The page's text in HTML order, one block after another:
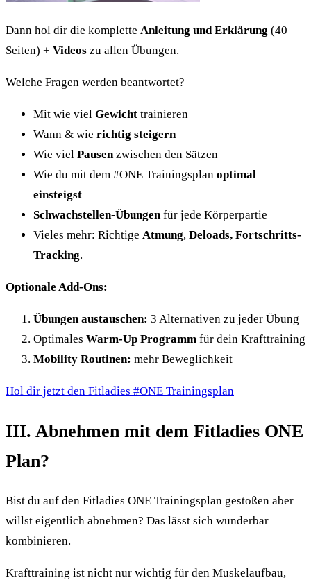
Dann hol dir die komplette Anleitung und Erklärung (40
Seiten) + Videos zu allen Übungen.
Welche Fragen werden beantwortet?
Mit wie viel Gewicht trainieren
Wann & wie richtig steigern
Wie viel Pausenzwischen den Sätzen
Wie du mit dem #ONE Trainingsplan optimal
einsteigst
Schwachstellen-Übungenfür jede Körperpartie
Vieles mehr: Richtige Atmung, Deloads, Fortschritts-
Tracking.
Optionale Add-Ons:
Übungen austauschen: 3 Alternativen zu jeder Übung
Optimales Warm-Up Programm für dein Krafttraining
Mobility Routinen: mehr Beweglichkeit
Hol dir jetzt den Fitladies #ONE Trainingsplan
III. Abnehmen mit dem Fitladies ONE
Plan?
Bist du auf den Fitladies ONE Trainingsplan gestoßen aber
willst eigentlich abnehmen? Das lässt sich wunderbar
kombinieren.
Krafttraining ist nicht nur wichtig für den Muskelaufbau,